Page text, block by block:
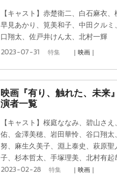
【キャスト】赤楚衛二、白石麻衣
早見あかり、筧美和子、中田クル
口翔太、佐戸井けん太、北村一輝
2023-07-31 特集 ｜映画｜
映画『有り、触れた、未来
演者一覧
【キャスト】桜庭ななみ、碧山さ
佑、金澤美穂、岩田華怜、谷口翔
努、麻生久美子、淵上泰史、萩原
子、杉本哲太、手塚理美、北村有起
2023-02-28 特集 ｜映画｜